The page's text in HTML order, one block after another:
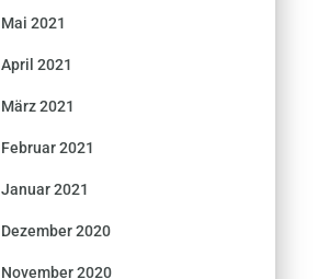
Mai 2021
April 2021
März 2021
Februar 2021
Januar 2021
Dezember 2020
November 2020